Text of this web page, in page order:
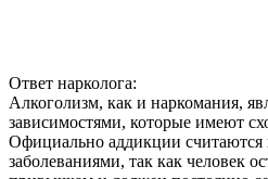
Ответ нарколога:
Алкоголизм, как и наркомания,
зависимостями, которые имеют
Официально аддикции
заболеваниями, так как человек